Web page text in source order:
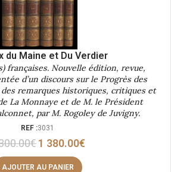
du Maine et Du Verdier
françaises. Nouvelle édition, revue,
d’un discours sur le Progrès des
remarques historiques, critiques et
La Monnaye et de M. le Président
par M. Rogoley de Juvigny.
REF :3031
€1 380.00€
AJOUTER AU PANIER